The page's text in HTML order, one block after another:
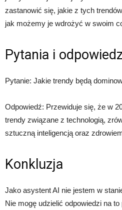
zastanowić się, jakie z tych
jak możemy je wdrożyć w swoim
Pytania i
Pytanie: Jakie trendy będą
Odpowiedź: Przewiduje się, że w
trendy związane z technologią,
sztuczną inteligencją oraz
Konkluzja
Jako asystent AI nie jestem w
Nie mogę udzielić odpowiedzi na to